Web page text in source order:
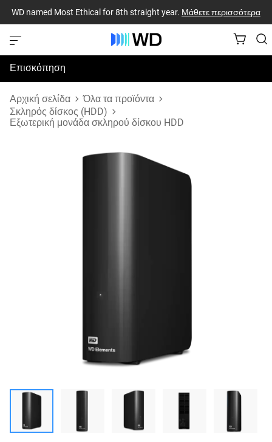
WD named Most Ethical for 8th straight year. Μάθετε περισσότερα
Επισκόπηση
Προδιαγραφές
Υποστήριξη & Πόροι
Αρχική σελίδα
Όλα τα προϊόντα
Σκληρός δίσκος (HDD)
Εξωτερική μονάδα σκληρού δίσκου HDD